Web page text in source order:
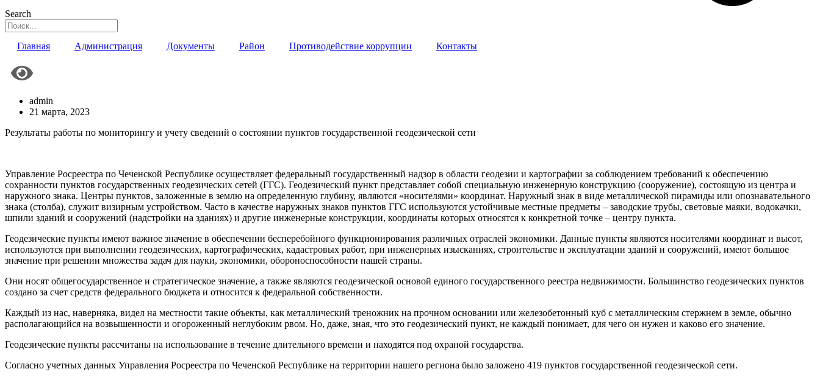
Search
Главная Администрация Документы Район Противодействие коррупции Контакты
admin
21 марта, 2023
Результаты работы по мониторингу и учету сведений о состоянии пунктов государственной геодезической сети
Управление Росреестра по Чеченской Республике осуществляет федеральный государственный надзор в области геодезии и картографии за соблюдением требований к обеспечению
сохранности пунктов государственных геодезических сетей (ГГС). Геодезический пункт представляет собой специальную инженерную конструкцию (сооружение), состоящую из центра и
наружного знака. Центры пунктов, заложенные в землю на определенную глубину, являются «носителями» координат. Наружный знак в виде металлической пирамиды или опознавательного
знака (столба), служит визирным устройством. Часто в качестве наружных знаков пунктов ГГС используются устойчивые местные предметы – заводские трубы, световые маяки, водокачки,
шпили зданий и сооружений (надстройки на зданиях) и другие инженерные конструкции, координаты которых относятся к конкретной точке – центру пункта.
Геодезические пункты имеют важное значение в обеспечении бесперебойного функционирования различных отраслей экономики. Данные пункты являются носителями координат и высот,
используются при выполнении геодезических, картографических, кадастровых работ, при инженерных изысканиях, строительстве и эксплуатации зданий и сооружений, имеют большое
значение при решении множества задач для науки, экономики, обороноспособности нашей страны.
Они носят общегосударственное и стратегическое значение, а также являются геодезической основой единого государственного реестра недвижимости. Большинство геодезических пунктов
создано за счет средств федерального бюджета и относится к федеральной собственности.
Каждый из нас, наверняка, видел на местности такие объекты, как металлический треножник на прочном основании или железобетонный куб с металлическим стержнем в земле, обычно
располагающийся на возвышенности и огороженный неглубоким рвом. Но, даже, зная, что это геодезический пункт, не каждый понимает, для чего он нужен и каково его значение.
Геодезические пункты рассчитаны на использование в течение длительного времени и находятся под охраной государства.
Согласно учетных данных Управления Росреестра по Чеченской Республике на территории нашего региона было заложено 419 пунктов государственной геодезической сети.